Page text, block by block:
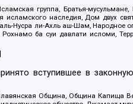
группа, Братья-
исламского наследия, Дом
Нусра ли-Ахль аш-Шам,
ба суи давлати исломи,
вступившее в
Община, Община Капища